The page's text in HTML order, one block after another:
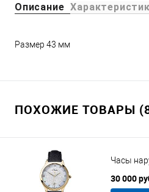
Описание
Размер 43 мм
ПОХОЖИЕ ТОВАРЫ
Часы
30 000